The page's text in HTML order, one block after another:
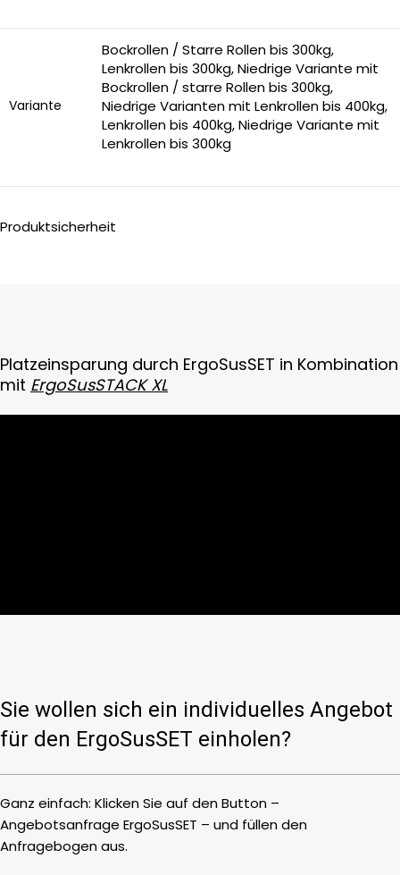
Variante
Bockrollen / Starre Rollen bis 300kg,
Lenkrollen bis 300kg, Niedrige Variante mit
Bockrollen / starre Rollen bis 300kg,
Niedrige Varianten mit Lenkrollen bis 400kg,
Lenkrollen bis 400kg, Niedrige Variante mit
Lenkrollen bis 300kg
Produktsicherheit
Platzeinsparung durch ErgoSusSET in Kombination
mit ErgoSusSTACK XL
Sie wollen sich ein individuelles Angebot
für den ErgoSusSET einholen?
Ganz einfach: Klicken Sie auf den Button –
Angebotsanfrage ErgoSusSET – und füllen den
Anfragebogen aus.